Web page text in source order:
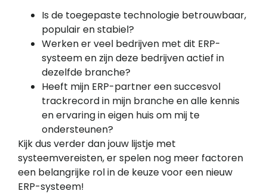
Is de toegepaste technologie betrouwbaar,
populair en stabiel?
Werken er veel bedrijven met dit ERP-
systeem en zijn deze bedrijven actief in
dezelfde branche?
Heeft mijn ERP-partner een succesvol
trackrecord in mijn branche en alle kennis
en ervaring in eigen huis om mij te
ondersteunen?
Kijk dus verder dan jouw lijstje met
systeemvereisten, er spelen nog meer factoren
een belangrijke rol in de keuze voor een nieuw
ERP-systeem!